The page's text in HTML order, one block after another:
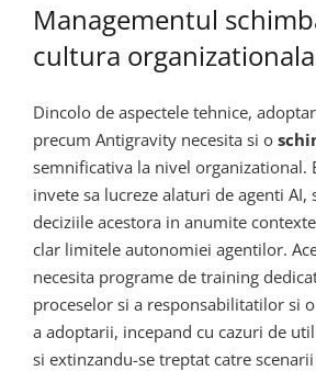
Managementul
cultura organizationala
Dincolo de aspectele tehnice,
precum Antigravity necesita si o
semnificativa la nivel organizational.
invete sa lucreze alaturi de agenti AI,
deciziile acestora in anumite
clar limitele autonomiei agentilor.
necesita programe de training
proceselor si a responsabilitatilor si
a adoptarii, incepand cu cazuri de
si extinzandu-se treptat catre